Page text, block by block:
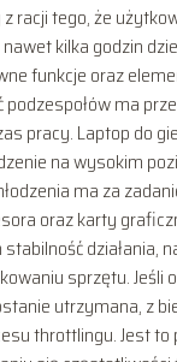
racji tego, że
kilka godzin
funkcje oraz
ma
pracy. Laptop do
na wysokim
ma za
oraz karty
działania,
sprzętu. Jeśli
utrzymana, z
throttlingu. Jest